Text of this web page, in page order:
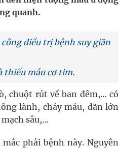
quanh.
điều trị bệnh suy giãn
thiếu máu cơ tim.
chuột rút về ban đêm,… có
lành, chảy máu, dãn lớn
sâu,…
phải bệnh này. Nguyên